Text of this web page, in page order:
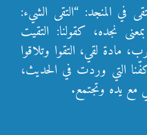
في المنجد: “التقى الشيء:
نجده، كقولنا: التقيت
مادة لقي، التقوا وتلاقوا
التي وردت في الحديث،
مع يده وتجتمع.